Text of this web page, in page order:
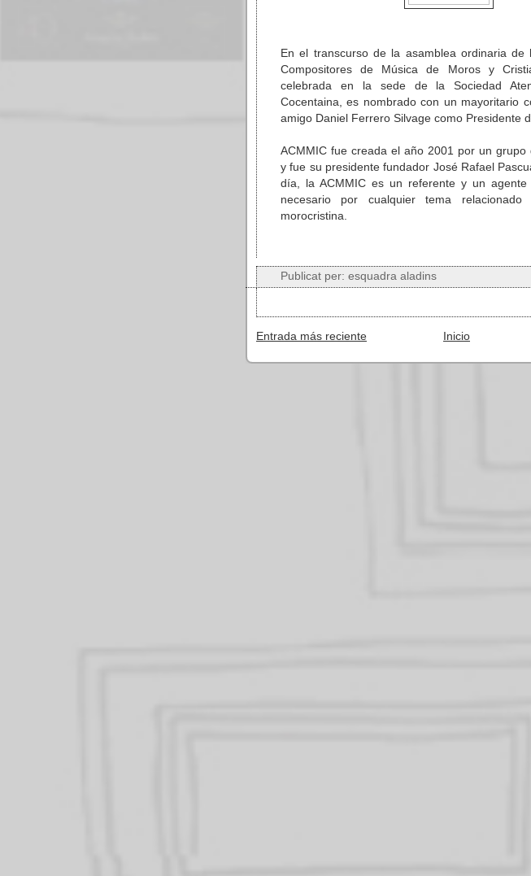
En el transcurso de la asamblea ordinaria de
Compositores de Música de Moros y
celebrada en la sede de la Sociedad
Cocentaina, es nombrado con un mayoritario
amigo Daniel Ferrero Silvage como Presidente
ACMMIC fue creada el año 2001 por un grupo
y fue su presidente fundador José Rafael
día, la ACMMIC es un referente y un agente
necesario por cualquier tema
morocristina.
Publicat per: esquadra aladins
Entrada más reciente Inicio